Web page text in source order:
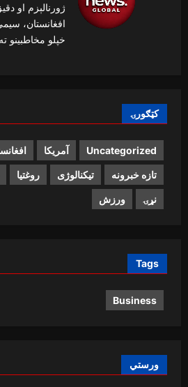
ژورنالېزم او
افغانستان،
خپلو مخاطبینو
کټګورۍ
Uncategorized آمریکا
تازه خبرونه تیکنالوژی روغتیا
نړۍ ورزش
Tags
Business
ورستي